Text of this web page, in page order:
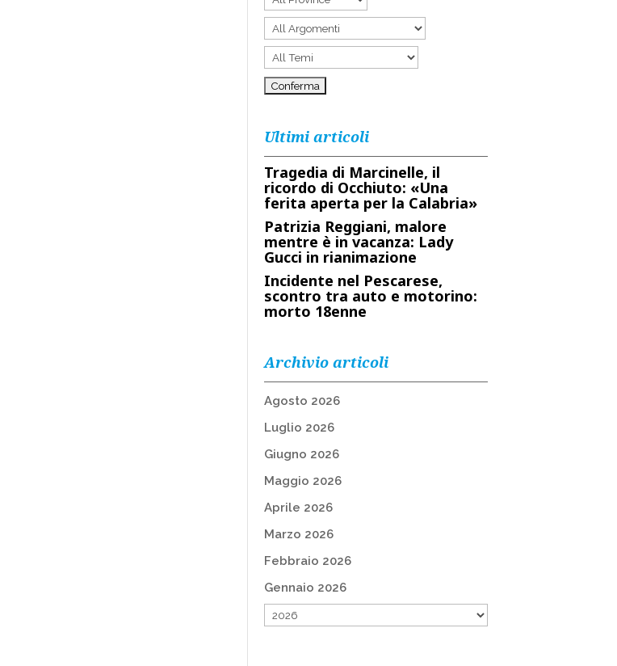
Ultimi articoli
Tragedia di Marcinelle, il
ricordo di Occhiuto: «Una
ferita aperta per la Calabria»
Patrizia Reggiani, malore
mentre è in vacanza: Lady
Gucci in rianimazione
Incidente nel Pescarese,
scontro tra auto e motorino:
morto 18enne
Archivio articoli
Agosto 2026
Luglio 2026
Giugno 2026
Maggio 2026
Aprile 2026
Marzo 2026
Febbraio 2026
Gennaio 2026